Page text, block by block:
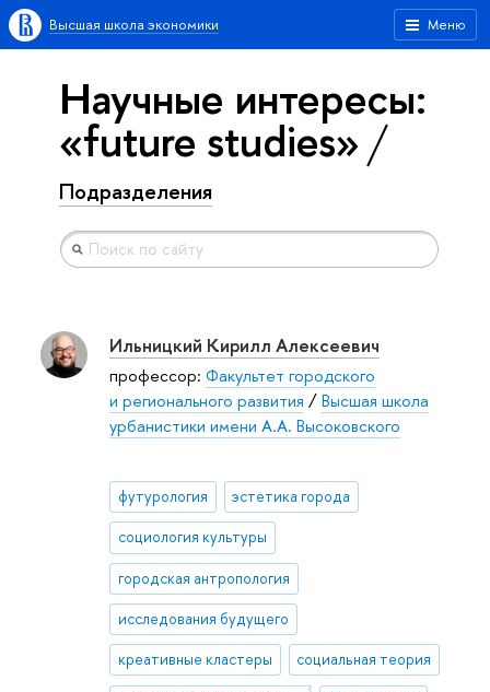
Меню
Высшая школа экономики
Научные интересы:
«future studies»
Подразделения
Ильницкий Кирилл Алексеевич
профессор: Факультет городского
и регионального развития /Высшая школа
урбанистики имени А.А. Высоковского
футурология эстетика города
социология культуры
городская антропология
исследования будущего
креативные кластеры социальная теория